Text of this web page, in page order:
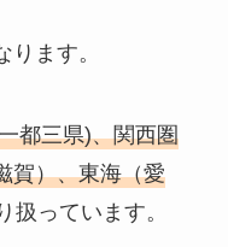
ます。
都三県)、関西圏
賀）、東海（愛
扱っています。